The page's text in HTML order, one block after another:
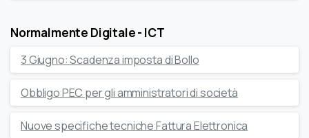
Normalmente Digitale - ICT
3 Giugno: Scadenza imposta di Bollo
Obbligo PEC per gli amministratori di società
Nuove specifiche tecniche Fattura Elettronica